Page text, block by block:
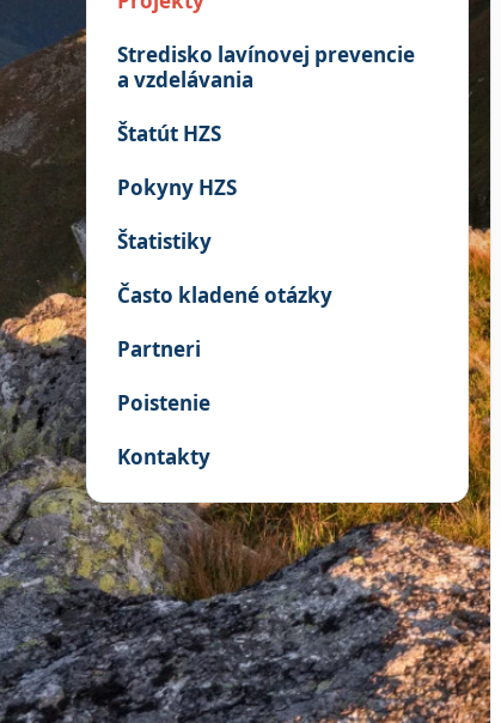
Stredisko lavínovej prevencie
a vzdelávania
Štatút HZS
Pokyny HZS
Štatistiky
Často kladené otázky
Partneri
Poistenie
Kontakty